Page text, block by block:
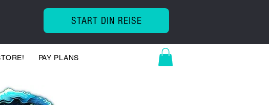
START DIN REISE
PAY PLANS